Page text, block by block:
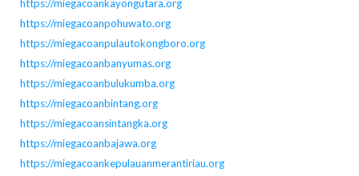
https://miegacoankayongutara.org
https://miegacoanpohuwato.org
https://miegacoanpulautokongboro.org
https://miegacoanbanyumas.org
https://miegacoanbulukumba.org
https://miegacoanbintang.org
https://miegacoansintangka.org
https://miegacoanbajawa.org
https://miegacoankepulauanmerantiriau.org